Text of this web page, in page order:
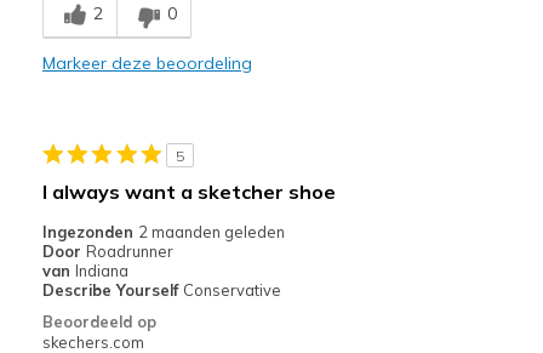
Comfortable
Beste toepassingen
Width
Sizing
Feels true to size
2 0
Markeer deze beoordeling
5
I always want a sketcher shoe
Ingezonden 2 maanden geleden
Door Roadrunner
van Indiana
Describe Yourself Conservative
Beoordeeld op
skechers.com